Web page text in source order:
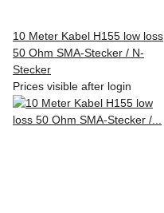
10 Meter Kabel H155 low loss
50 Ohm SMA-Stecker / N-
Stecker
Prices visible after login